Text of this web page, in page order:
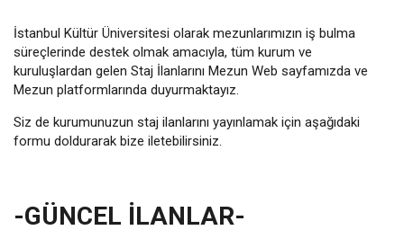
İstanbul Kültür Üniversitesi olarak mezunlarımızın iş bulma
süreçlerinde destek olmak amacıyla, tüm kurum ve
kuruluşlardan gelen Staj İlanlarını Mezun Web sayfamızda ve
Mezun platformlarında duyurmaktayız.
Siz de kurumunuzun staj ilanlarını yayınlamak için aşağıdaki
formu doldurarak bize iletebilirsiniz.
-GÜNCEL İLANLAR-